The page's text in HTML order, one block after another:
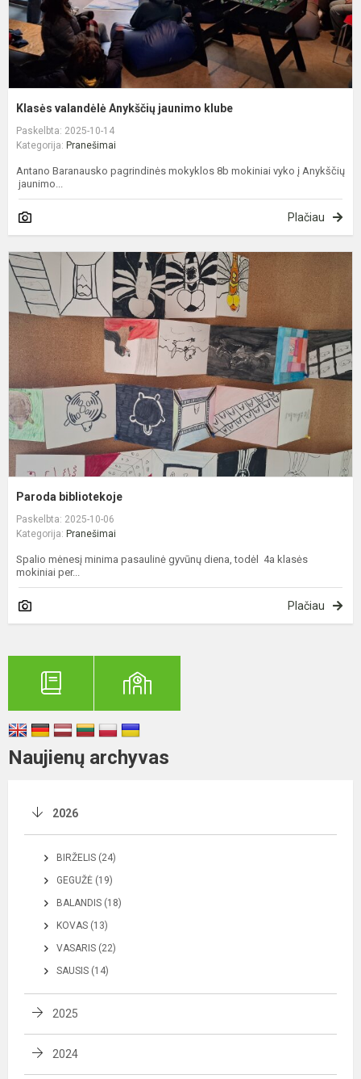
Klasės valandėlė Anykščių jaunimo klube
Paskelbta: 2025-10-14
Kategorija: Pranešimai
Antano Baranausko pagrindinės mokyklos 8b mokiniai vyko į Anykščių
jaunimo...
Plačiau
Paroda bibliotekoje
Paskelbta: 2025-10-06
Kategorija: Pranešimai
Spalio mėnesį minima pasaulinė gyvūnų diena, todėl 4a klasės
mokiniai per...
Plačiau
Naujienų archyvas
2026
BIRŽELIS (24)
GEGUŽĖ (19)
BALANDIS (18)
KOVAS (13)
VASARIS (22)
SAUSIS (14)
2025
2024